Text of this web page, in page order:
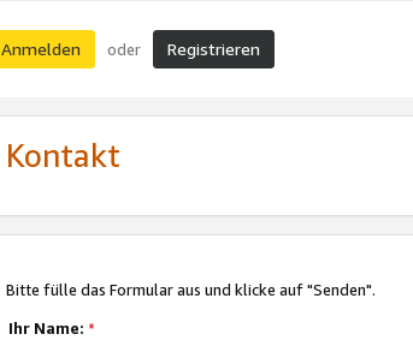
Anmelden oder Registrieren
Kontakt
Bitte fülle das Formular aus und klicke auf "Senden".
Ihr Name: *